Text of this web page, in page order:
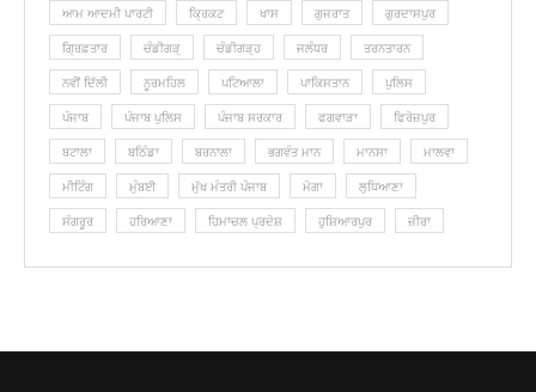
ਆਮ ਆਦਮੀ ਪਾਰਟੀ ਕ੍ਰਿਕਟ ਖਾਸ ਗੁਜਰਾਤ ਗੁਰਦਾਸਪੁਰ
ਗ੍ਰਿਫ਼ਤਾਰ ਚੰਡੀਗੜ੍ ਚੰਡੀਗੜ੍ਹ ਜਲੰਧਰ ਤਰਨਤਾਰਨ
ਨਵੀਂ ਦਿੱਲੀ ਨੂਰਮਹਿਲ ਪਟਿਆਲਾ ਪਾਕਿਸਤਾਨ ਪੁਲਿਸ
ਪੰਜਾਬ ਪੰਜਾਬ ਪੁਲਿਸ ਪੰਜਾਬ ਸਰਕਾਰ ਫਗਵਾੜਾ ਫਿਰੋਜ਼ਪੁਰ
ਬਟਾਲਾ ਬਠਿੰਡਾ ਬਰਨਾਲਾ ਭਗਵੰਤ ਮਾਨ ਮਾਨਸਾ ਮਾਲਵਾ
ਮੀਟਿੰਗ ਮੁੰਬਈ ਮੁੱਖ ਮੰਤਰੀ ਪੰਜਾਬ ਮੋਗਾ ਲੁ‎ਧਿਆਣਾ
ਸੰਗਰੂਰ ਹਰਿਆਣਾ ਹਿਮਾਚਲ ਪ੍ਰਦੇਸ਼ ਹੁਸ਼ਿਆਰਪੁਰ ਜ਼ੀਰਾ